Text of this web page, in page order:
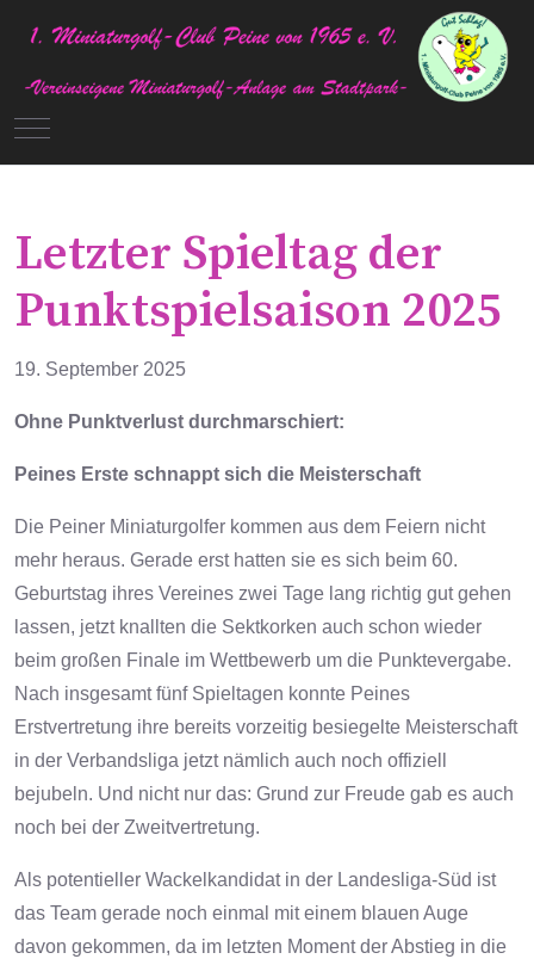
Mobile Menu Toggle
Letzter Spieltag der
Punktspielsaison 2025
19. September 2025
Ohne Punktverlust durchmarschiert:
Peines Erste schnappt sich die Meisterschaft
Die Peiner Miniaturgolfer kommen aus dem Feiern nicht
mehr heraus. Gerade erst hatten sie es sich beim 60.
Geburtstag ihres Vereines zwei Tage lang richtig gut gehen
lassen, jetzt knallten die Sektkorken auch schon wieder
beim großen Finale im Wettbewerb um die Punktevergabe.
Nach insgesamt fünf Spieltagen konnte Peines
Erstvertretung ihre bereits vorzeitig besiegelte Meisterschaft
in der Verbandsliga jetzt nämlich auch noch offiziell
bejubeln. Und nicht nur das: Grund zur Freude gab es auch
noch bei der Zweitvertretung.
Als potentieller Wackelkandidat in der Landesliga-Süd ist
das Team gerade noch einmal mit einem blauen Auge
davon gekommen, da im letzten Moment der Abstieg in die